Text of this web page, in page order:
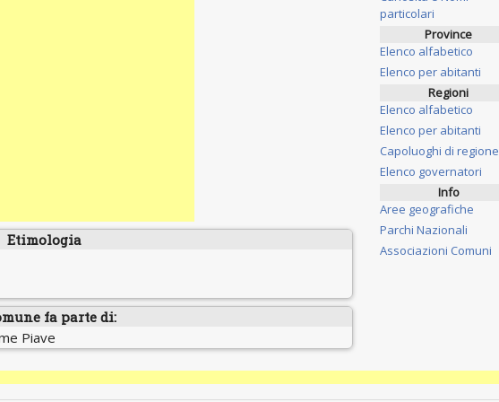
Etimologia
fa parte di:
Piave
particolari
Province
Elenco alfabetico
Elenco per abitanti
Regioni
Elenco alfabetico
Elenco per abitanti
Capoluoghi di regione
Elenco governatori
Info
Aree geografiche
Parchi Nazionali
Associazioni Comuni